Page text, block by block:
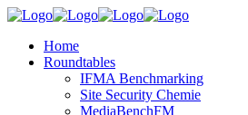
Home
Roundtables
IFMA Benchmarking
Site Security Chemie
MediaBenchFM